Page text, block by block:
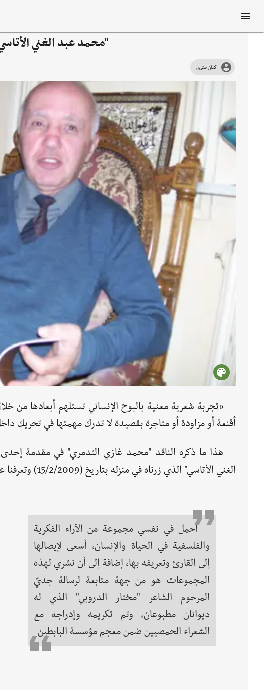
"محمد عبد الغني
كنان متري
«تجربة شعرية معنية بالبوح الإنساني تستلهم أبعادها من
أقنعة أو مزاودة أو متاجرة بقصيدة لا تدرك مهمتها في تحريك
هذا ما ذكره الناقد "محمد غازي التدمري" في مقدمة
الغني الأتاسي" الذي زرناه في منزله بتاريخ (15/2/2009) وتعرفنا على تجربته مع الشعر ومع القصص الشعبية التي يكتبها.
أحمل في نفسي مجموعة من الآراء الفكرية
والفلسفية في الحياة والإنسان، أسعى لإيصالها
إلى القارئ وتعريفه بها، إضافة إلى أن نشري لهذه
المجموعات هو من جهة متابعة لرسالة جديّ
المرحوم الشاعر "مختار الدروبي" الذي له
ديوانان مطبوعان، وتم تكريمه وإدراجه مع
الشعراء الحمصيين ضمن معجم مؤسسة البابطين